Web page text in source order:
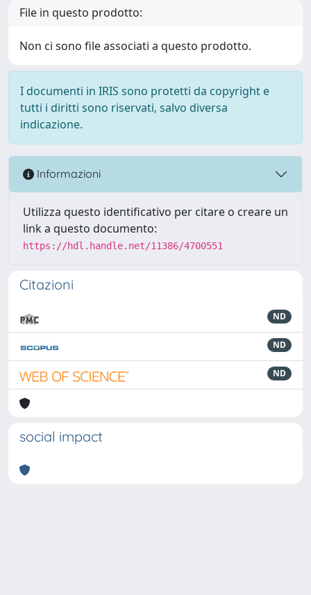
File in questo prodotto:
Non ci sono file associati a questo prodotto.
I documenti in IRIS sono protetti da copyright e
tutti i diritti sono riservati, salvo diversa
indicazione.
Informazioni
Utilizza questo identificativo per citare o creare un
link a questo documento:
https://hdl.handle.net/11386/4700551
Citazioni
ND
ND
ND
social impact